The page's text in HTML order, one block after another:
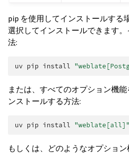
pip を使用してインストールする
選択してインストールできます
法:
uv pip install
または、すべてのオプション機
ンストールする方法:
uv pip install "weblate[all]"
もしくは、どのようなオプショ